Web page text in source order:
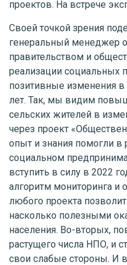
проектов. На встрече
Своей точкой зрения
генеральный менеджер
правительством и
реализации
позитивные изменения
лет. Так, мы видим
сельских жителей в
через проект
опыт и знания помогли в
социальном
вступить в силу в 2022
алгоритм мониторинга и
любого проекта
насколько полезными
населения. Во-вторых,
растущего числа НПО, и
свои слабые стороны. И